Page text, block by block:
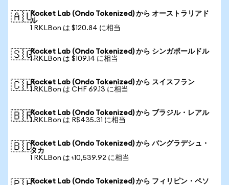
🇦🇺Rocket Lab (Ondo Tokenized) から オーストラリアド
ル
1 RKLBon は $120.84 に相当
🇸🇬Rocket Lab (Ondo Tokenized) から シンガポールドル
1 RKLBon は $109.14 に相当
🇨🇭Rocket Lab (Ondo Tokenized) から スイスフラン
1 RKLBon は CHF 69.13 に相当
🇧🇷Rocket Lab (Ondo Tokenized) から ブラジル・レアル
1 RKLBon は R$435.31 に相当
🇧🇩Rocket Lab (Ondo Tokenized) から バングラデシュ・
タカ
1 RKLBon は ৳10,539.92 に相当
Rocket Lab (Ondo Tokenized) から フィリピン・ペソ